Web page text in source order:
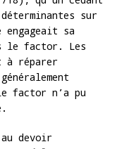
sur
sa
le factor. Les
à réparer
factor n’a pu
devoir